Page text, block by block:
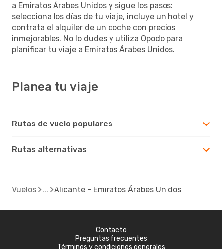
a Emiratos Árabes Unidos y sigue los pasos:
selecciona los días de tu viaje, incluye un hotel y
contrata el alquiler de un coche con precios
inmejorables. No lo dudes y utiliza Opodo para
planificar tu viaje a Emiratos Árabes Unidos.
Planea tu viaje
Rutas de vuelo populares
Rutas alternativas
Vuelos Alicante - Emiratos Árabes Unidos
Contacto
Preguntas frecuentes
Términos y condiciones generales